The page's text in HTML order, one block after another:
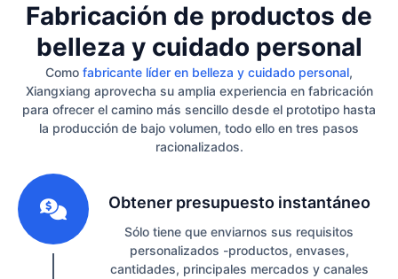
Fabricación de productos de
belleza y cuidado personal
Como fabricante líder en belleza y cuidado personal,
Xiangxiang aprovecha su amplia experiencia en fabricación
para ofrecer el camino más sencillo desde el prototipo hasta
la producción de bajo volumen, todo ello en tres pasos
racionalizados.
Obtener presupuesto instantáneo
Sólo tiene que enviarnos sus requisitos
personalizados -productos, envases,
cantidades, principales mercados y canales